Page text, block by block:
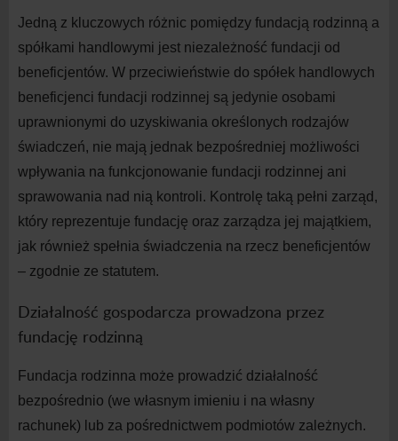
Jedną z kluczowych różnic pomiędzy fundacją rodzinną a
spółkami handlowymi jest niezależność fundacji od
beneficjentów. W przeciwieństwie do spółek handlowych
beneficjenci fundacji rodzinnej są jedynie osobami
uprawnionymi do uzyskiwania określonych rodzajów
świadczeń, nie mają jednak bezpośredniej możliwości
wpływania na funkcjonowanie fundacji rodzinnej ani
sprawowania nad nią kontroli. Kontrolę taką pełni zarząd,
który reprezentuje fundację oraz zarządza jej majątkiem,
jak również spełnia świadczenia na rzecz beneficjentów
– zgodnie ze statutem.
Działalność gospodarcza prowadzona przez
fundację rodzinną
Fundacja rodzinna może prowadzić działalność
bezpośrednio (we własnym imieniu i na własny
rachunek) lub za pośrednictwem podmiotów zależnych.